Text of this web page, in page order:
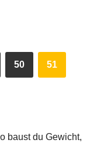
50 51
baust du Gewicht,